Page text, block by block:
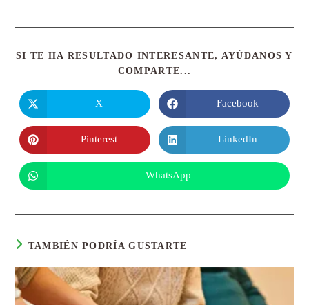
SI TE HA RESULTADO INTERESANTE, AYÚDANOS Y
COMPARTE...
X Facebook
Pinterest LinkedIn
WhatsApp
TAMBIÉN PODRÍA GUSTARTE